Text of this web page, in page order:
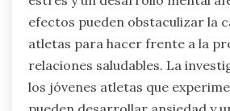
plazo del engaño en los
juveniles?
El engaño en los deportes
a consecuencias a largo plazo,